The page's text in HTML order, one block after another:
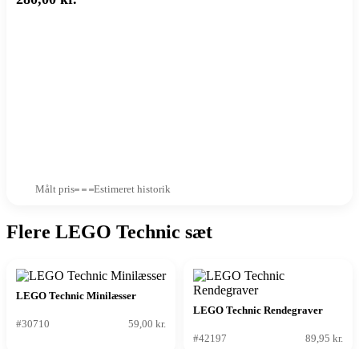
Målt pris Estimeret historik
Flere LEGO Technic sæt
LEGO Technic Minilæsser
#30710 59,00 kr.
LEGO Technic Rendegraver
#42197 89,95 kr.